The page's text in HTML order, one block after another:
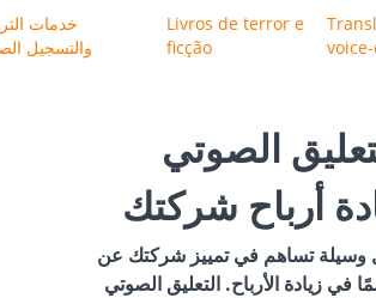
خدمات
والتسجيل
Livros de terror e
ficção
الصوتي
أرباح شركتك
وسيلة تساهم في تمييز شركتك عن
زيادة الأرباح. التعليق الصوتي